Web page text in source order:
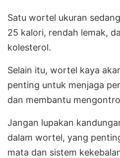
Satu wortel ukuran
25 kalori, rendah lemak,
kolesterol.
Selain itu, wortel kaya
penting untuk menjaga
dan membantu
Jangan lupakan
dalam wortel, yang
mata dan sistem